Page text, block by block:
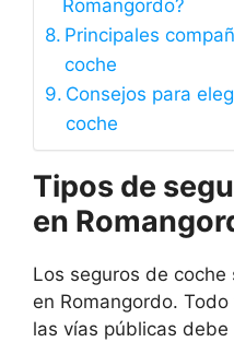
Romangordo?
Principales
coche
Consejos para
coche
Tipos de
en
Los seguros de
en Romangordo.
las vías públicas